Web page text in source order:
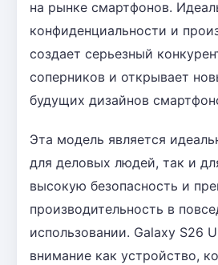
на рынке смартфонов.
конфиденциальности и
создает серьезный
соперников и открывает
будущих дизайнов
Эта модель является
для деловых людей, так и
высокую безопасность и
производительность в
использовании. Galaxy S26
внимание как устройство,